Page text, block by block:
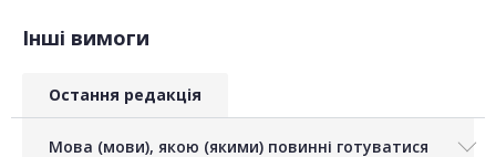
Інші вимоги
Остання редакція
Мова (мови), якою (якими) повинні готуватися